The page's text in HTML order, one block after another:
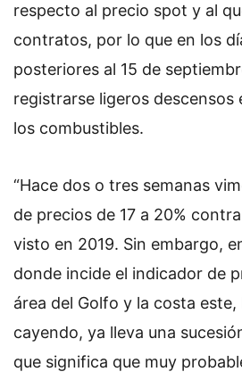
respecto al precio spot y al
contratos, por lo que en los
posteriores al 15 de
registrarse ligeros descensos
los combustibles.
“Hace dos o tres semanas
de precios de 17 a 20%
visto en 2019. Sin embargo,
donde incide el indicador de
área del Golfo y la costa este,
cayendo, ya lleva una
que significa que muy